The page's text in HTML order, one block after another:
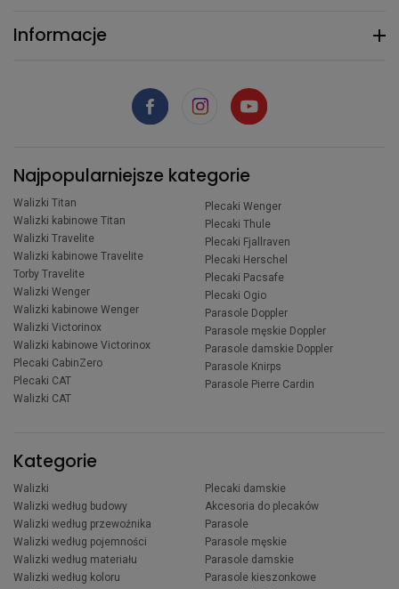
Informacje
Najpopularniejsze kategorie
Walizki Titan
Walizki kabinowe Titan
Walizki Travelite
Walizki kabinowe Travelite
Torby Travelite
Walizki Wenger
Walizki kabinowe Wenger
Walizki Victorinox
Walizki kabinowe Victorinox
Plecaki CabinZero
Plecaki CAT
Walizki CAT
Plecaki Wenger
Plecaki Thule
Plecaki Fjallraven
Plecaki Herschel
Plecaki Pacsafe
Plecaki Ogio
Parasole Doppler
Parasole męskie Doppler
Parasole damskie Doppler
Parasole Knirps
Parasole Pierre Cardin
Kategorie
Walizki
Walizki według budowy
Walizki według przewoźnika
Walizki według pojemności
Walizki według materiału
Walizki według koloru
Plecaki damskie
Akcesoria do plecaków
Parasole
Parasole męskie
Parasole damskie
Parasole kieszonkowe